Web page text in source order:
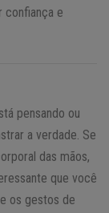
confiança e
pensando ou
a verdade. Se
das mãos,
que você
os gestos de